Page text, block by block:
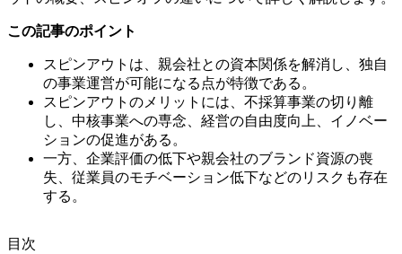
この記事のポイント
スピンアウトは、親会社との資本関係を解消し、独自
の事業運営が可能になる点が特徴である。
スピンアウトのメリットには、不採算事業の切り離
し、中核事業への専念、経営の自由度向上、イノベー
ションの促進がある。
一方、企業評価の低下や親会社のブランド資源の喪
失、従業員のモチベーション低下などのリスクも存在
する。
⽬次